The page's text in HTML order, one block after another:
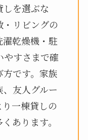
を選ぶな
・リビングの
乾燥機・駐
やすさまで確
です。家族
友人グルー
一棟貸しの
あります。